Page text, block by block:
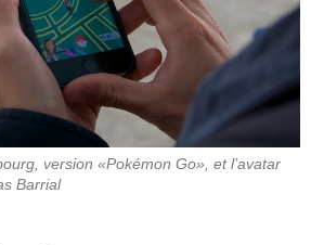
version «Pokémon Go», et l’avatar
Barrial